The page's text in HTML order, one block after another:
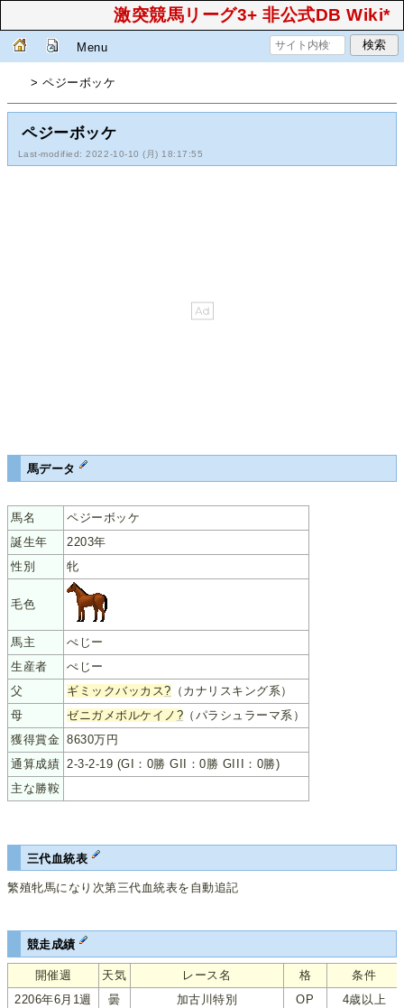
激突競馬リーグ3+ 非公式DB Wiki*
Menu
> ペジーボッケ
ペジーボッケ
Last-modified: 2022-10-10 (月) 18:17:55
馬データ
馬名
ペジーボッケ
誕生年
2203年
性別
牝
毛色
馬主
ぺじー
生産者
ぺじー
父
ギミックバッカス? （カナリスキング系）
母
ゼニガメボルケイノ ? （パラシュラーマ系）
獲得賞金 8630万円
通算成績 2-3-2-19 (GI：0勝 GII：0勝 GIII：0勝)
主な勝鞍
三代血統表
繁殖牝馬になり次第三代血統表を自動追記
競走成績
開催週 天気 レース名 格
条件
2206年6月1週
曇 加古川特別 OP
4歳以上